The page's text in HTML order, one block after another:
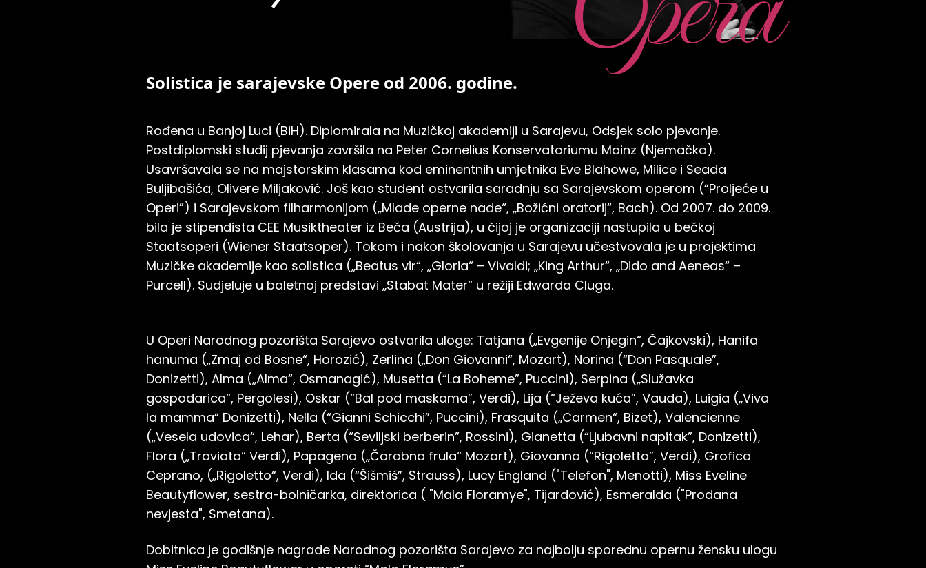
Solistica je sarajevske Opere od 2006. godine.
Rođena u Banjoj Luci (BiH). Diplomirala na Muzičkoj akademiji u Sarajevu, Odsjek solo pjevanje.
Postdiplomski studij pjevanja završila na Peter Cornelius Konservatoriumu Mainz (Njemačka).
Usavršavala se na majstorskim klasama kod eminentnih umjetnika Eve Blahowe, Milice i Seada
Buljibašića, Olivere Miljaković. Još kao student ostvarila saradnju sa Sarajevskom operom (“Proljeće u
Operi”) i Sarajevskom filharmonijom („Mlade operne nade“, „Božićni oratorij“, Bach). Od 2007. do 2009.
bila je stipendista CEE Musiktheater iz Beča (Austrija), u čijoj je organizaciji nastupila u bečkoj
Staatsoperi (Wiener Staatsoper). Tokom i nakon školovanja u Sarajevu učestvovala je u projektima
Muzičke akademije kao solistica („Beatus vir“, „Gloria“ – Vivaldi; „King Arthur“, „Dido and Aeneas“ –
Purcell). Sudjeluje u baletnoj predstavi „Stabat Mater“ u režiji Edwarda Cluga.
U Operi Narodnog pozorišta Sarajevo ostvarila uloge: Tatjana („Evgenije Onjegin“, Čajkovski), Hanifa
hanuma („Zmaj od Bosne“, Horozić), Zerlina („Don Giovanni“, Mozart), Norina (“Don Pasquale”,
Donizetti), Alma („Alma“, Osmanagić), Musetta (“La Boheme”, Puccini), Serpina („Služavka
gospodarica“, Pergolesi), Oskar (“Bal pod maskama”, Verdi), Lija (“Ježeva kuća”, Vauda), Luigia („Viva
la mamma“ Donizetti), Nella (“Gianni Schicchi”, Puccini), Frasquita („Carmen“, Bizet), Valencienne
(„Vesela udovica“, Lehar), Berta (“Seviljski berberin”, Rossini), Gianetta (“Ljubavni napitak”, Donizetti),
Flora („Traviata“ Verdi), Papagena („Čarobna frula“ Mozart), Giovanna (“Rigoletto”, Verdi), Grofica
Ceprano, („Rigoletto“, Verdi), Ida (“Šišmiš”, Strauss), Lucy England ("Telefon", Menotti), Miss Eveline
Beautyflower, sestra-bolničarka, direktorica ( "Mala Floramye", Tijardović), Esmeralda ("Prodana
nevjesta", Smetana).
Dobitnica je godišnje nagrade Narodnog pozorišta Sarajevo za najbolju sporednu opernu žensku ulogu